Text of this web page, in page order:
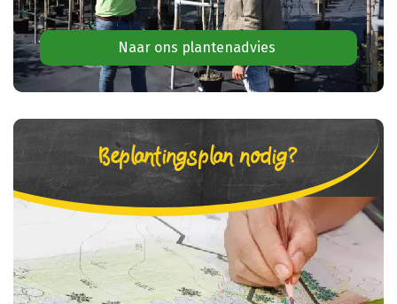
Naar ons plantenadvies
Beplantingsplan nodig?